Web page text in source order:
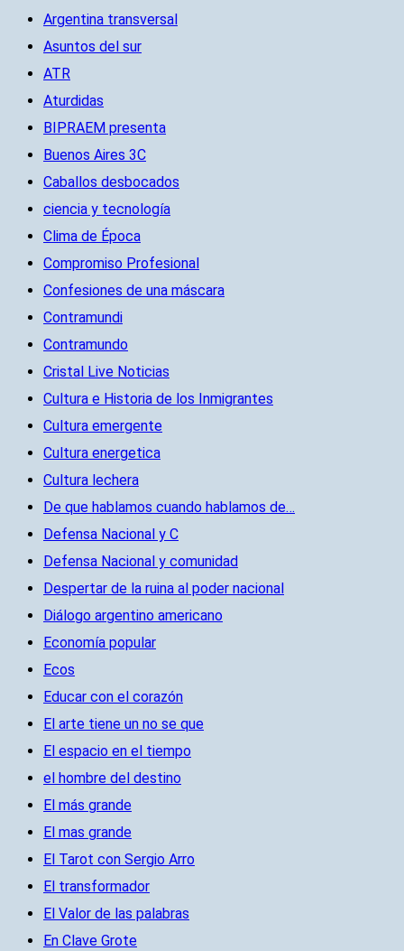
Argentina transversal
Asuntos del sur
ATR
Aturdidas
BIPRAEM presenta
Buenos Aires 3C
Caballos desbocados
ciencia y tecnología
Clima de Época
Compromiso Profesional
Confesiones de una máscara
Contramundi
Contramundo
Cristal Live Noticias
Cultura e Historia de los Inmigrantes
Cultura emergente
Cultura energetica
Cultura lechera
De que hablamos cuando hablamos de…
Defensa Nacional y C
Defensa Nacional y comunidad
Despertar de la ruina al poder nacional
Diálogo argentino americano
Economía popular
Ecos
Educar con el corazón
El arte tiene un no se que
El espacio en el tiempo
el hombre del destino
El más grande
El mas grande
El Tarot con Sergio Arro
El transformador
El Valor de las palabras
En Clave Grote